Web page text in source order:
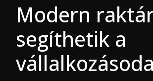
Modern
segíthetik a